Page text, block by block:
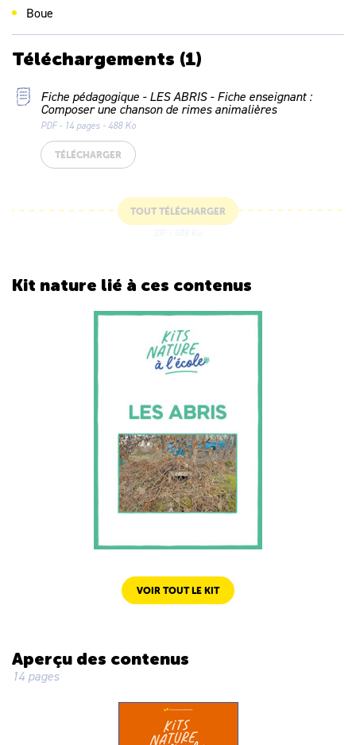
Boue
Téléchargements (1)
Fiche pédagogique - LES ABRIS - Fiche enseignant :
Composer une chanson de rimes animalières
PDF - 14 pages - 488 Ko
TÉLÉCHARGER
TOUT TÉLÉCHARGER
Kit nature lié à ces contenus
VOIR TOUT LE KIT
Aperçu des contenus
14 pages